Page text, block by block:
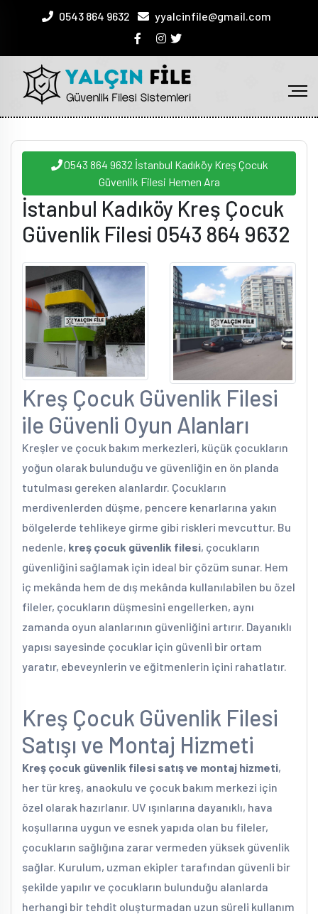
0543 864 9632 yyalcinfile@gmail.com
0543 864 9632 İstanbul Kadıköy Kreş Çocuk
Güvenlik Filesi Hemen Ara
İstanbul Kadıköy Kreş Çocuk
Güvenlik Filesi 0543 864 9632
Kreş Çocuk Güvenlik Filesi
ile Güvenli Oyun Alanları
Kreşler ve çocuk bakım merkezleri, küçük çocukların
yoğun olarak bulunduğu ve güvenliğin en ön planda
tutulması gereken alanlardır. Çocukların
merdivenlerden düşme, pencere kenarlarına yakın
bölgelerde tehlikeye girme gibi riskleri mevcuttur. Bu
nedenle, kreş çocuk güvenlik filesi, çocukların
güvenliğini sağlamak için ideal bir çözüm sunar. Hem
iç mekânda hem de dış mekânda kullanılabilen bu özel
fileler, çocukların düşmesini engellerken, aynı
zamanda oyun alanlarının güvenliğini artırır. Dayanıklı
yapısı sayesinde çocuklar için güvenli bir ortam
yaratır, ebeveynlerin ve eğitmenlerin içini rahatlatır.
Kreş Çocuk Güvenlik Filesi
Satışı ve Montaj Hizmeti
Kreş çocuk güvenlik filesi satış ve montaj hizmeti,
her tür kreş, anaokulu ve çocuk bakım merkezi için
özel olarak hazırlanır. UV ışınlarına dayanıklı, hava
koşullarına uygun ve esnek yapıda olan bu fileler,
çocukların sağlığına zarar vermeden yüksek güvenlik
sağlar. Kurulum, uzman ekipler tarafından güvenli bir
şekilde yapılır ve çocukların bulunduğu alanlarda
herhangi bir tehdit oluşturmadan uzun süreli kullanım